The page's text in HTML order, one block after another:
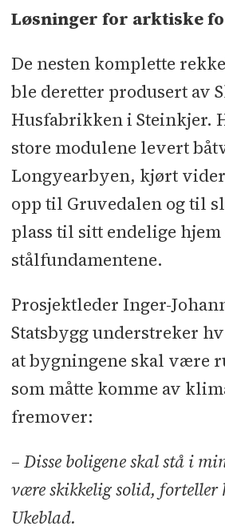
Klart for verdens
akvakultur: Slik skal
historie og miljøet
Han leverer PVC-
verden: Nå står
tur
Fremtidens tak
Byggenæringens
Slik skal
drastisk ned på
Slik klarte Norges
campingplass å få
nytt sanitærbygg til
Slik skal flere unge få
Slik pusser han opp
campingbad i
Løsninger for arktiske
De nesten komplette
ble deretter produsert av
Husfabrikken i Steinkjer.
store modulene levert
Longyearbyen, kjørt
opp til Gruvedalen og til
plass til sitt endelige hjem
stålfundamentene.
Prosjektleder Inger-
Statsbygg understreker
at bygningene skal være
som måtte komme av
fremover:
– Disse boligene skal stå i
være skikkelig solid, forteller
Ukeblad.